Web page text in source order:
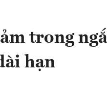
trong
hạn